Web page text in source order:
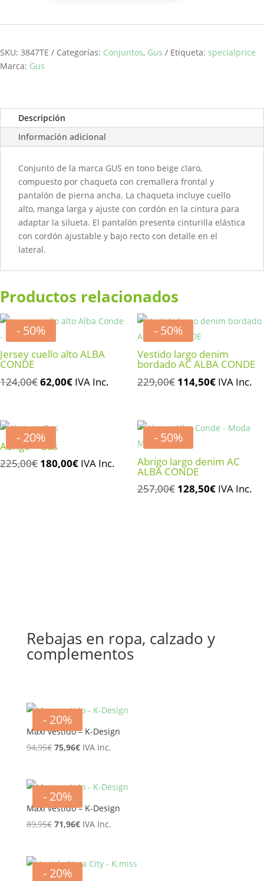
SKU: 3847TE Categorías: Conjuntos, Gus Etiqueta: specialprice
Marca: Gus
Descripción
Información adicional
Conjunto de la marca GUS en tono beige claro,
compuesto por chaqueta con cremallera frontal y
pantalón de pierna ancha. La chaqueta incluye cuello
alto, manga larga y ajuste con cordón en la cintura para
adaptar la silueta. El pantalón presenta cinturilla elástica
con cordón ajustable y bajo recto con detalle en el
lateral.
Productos relacionados
- 50%
Jersey cuello alto ALBA
CONDE
124,00€El
era:
124,00€.
62,00€ElIVA Inc.
- 50%
Vestido largo denim
bordado AC ALBA CONDE
229,00€ El
era:
229,00€.
114,50€El
es:
IVA Inc.
- 20%
Abrigo – Gus
225,00€ El
180,00€ElIVA Inc.
- 50%
Abrigo largo denim AC
ALBA CONDE
257,00€ El
128,50€ElIVA Inc.
Rebajas en ropa, calzado y
complementos
- 20%
Maxi vestido – K-Design
94,95€ El
era:
94,95€.
75,96€El
es:
75,96€.
IVA Inc.
- 20%
Maxi vestido – K-Design
89,95€ El
era:
71,96€El
es:
IVA Inc.
- 20%